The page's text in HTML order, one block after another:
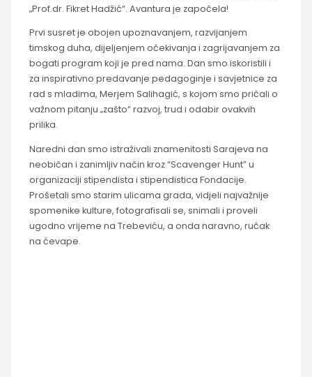
„Prof.dr. Fikret Hadžić“. Avantura je započela!
Prvi susret je obojen upoznavanjem, razvijanjem
timskog duha, dijeljenjem očekivanja i zagrijavanjem za
bogati program koji je pred nama. Dan smo iskoristili i
za inspirativno predavanje pedagoginje i savjetnice za
rad s mladima, Merjem Salihagić, s kojom smo pričali o
važnom pitanju „zašto“ razvoj, trud i odabir ovakvih
prilika.
Naredni dan smo istraživali znamenitosti Sarajeva na
neobičan i zanimljiv način kroz “Scavenger Hunt” u
organizaciji stipendista i stipendistica Fondacije.
Prošetali smo starim ulicama grada, vidjeli najvažnije
spomenike kulture, fotografisali se, snimali i proveli
ugodno vrijeme na Trebeviću, a onda naravno, ručak
na ćevape.